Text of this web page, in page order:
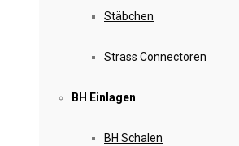
Stäbchen
Strass Connectoren
BH Einlagen
BH Schalen